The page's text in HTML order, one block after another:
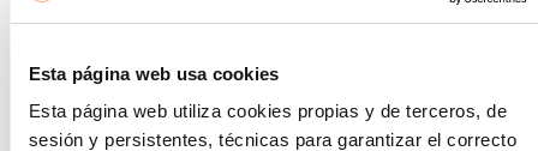
Esta página web usa cookies
Esta página web utiliza cookies propias y de terceros, de
sesión y persistentes, técnicas para garantizar el correcto
fotografías que te traigan buenos recuerdos y elementos
buen toque y están tan de moda en tonos pastel, que lo
tienes muy fácil).
Por último, no olvides que el recibidor de tu vivienda